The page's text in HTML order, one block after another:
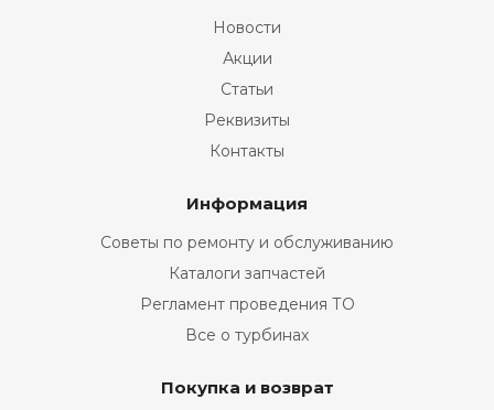
Новости
Акции
Статьи
Реквизиты
Контакты
Информация
Советы по ремонту и обслуживанию
Каталоги запчастей
Регламент проведения ТО
Все о турбинах
Покупка и возврат